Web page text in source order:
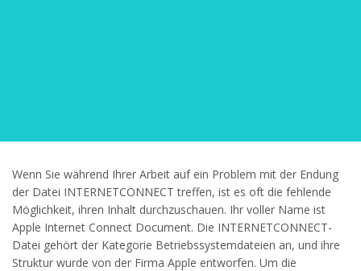
Wenn Sie während Ihrer Arbeit auf ein Problem mit der Endung
der Datei INTERNETCONNECT treffen, ist es oft die fehlende
Möglichkeit, ihren Inhalt durchzuschauen. Ihr voller Name ist
Apple Internet Connect Document. Die INTERNETCONNECT-
Datei gehört der Kategorie Betriebssystemdateien an, und ihre
Struktur wurde von der Firma Apple entworfen. Um die